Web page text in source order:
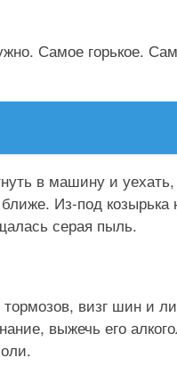
Самое горькое.
в машину и уехать,
Из-под козырька
серая пыль.
визг шин и
выжечь его